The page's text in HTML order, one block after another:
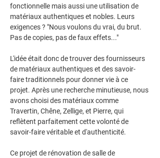
fonctionnelle mais aussi une utilisation de
matériaux authentiques et nobles. Leurs
exigences ? "Nous voulons du vrai, du brut.
Pas de copies, pas de faux effets..."
L'idée était donc de trouver des fournisseurs
de matériaux authentiques et des savoir-
faire traditionnels pour donner vie à ce
projet. Après une recherche minutieuse, nous
avons choisi des matériaux comme
Travertin, Chêne, Zellige, et Pierre, qui
reflètent parfaitement cette volonté de
savoir-faire véritable et d'authenticité.
Ce projet de rénovation de salle de